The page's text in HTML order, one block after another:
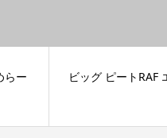
らー
ビッグ ピートRAF